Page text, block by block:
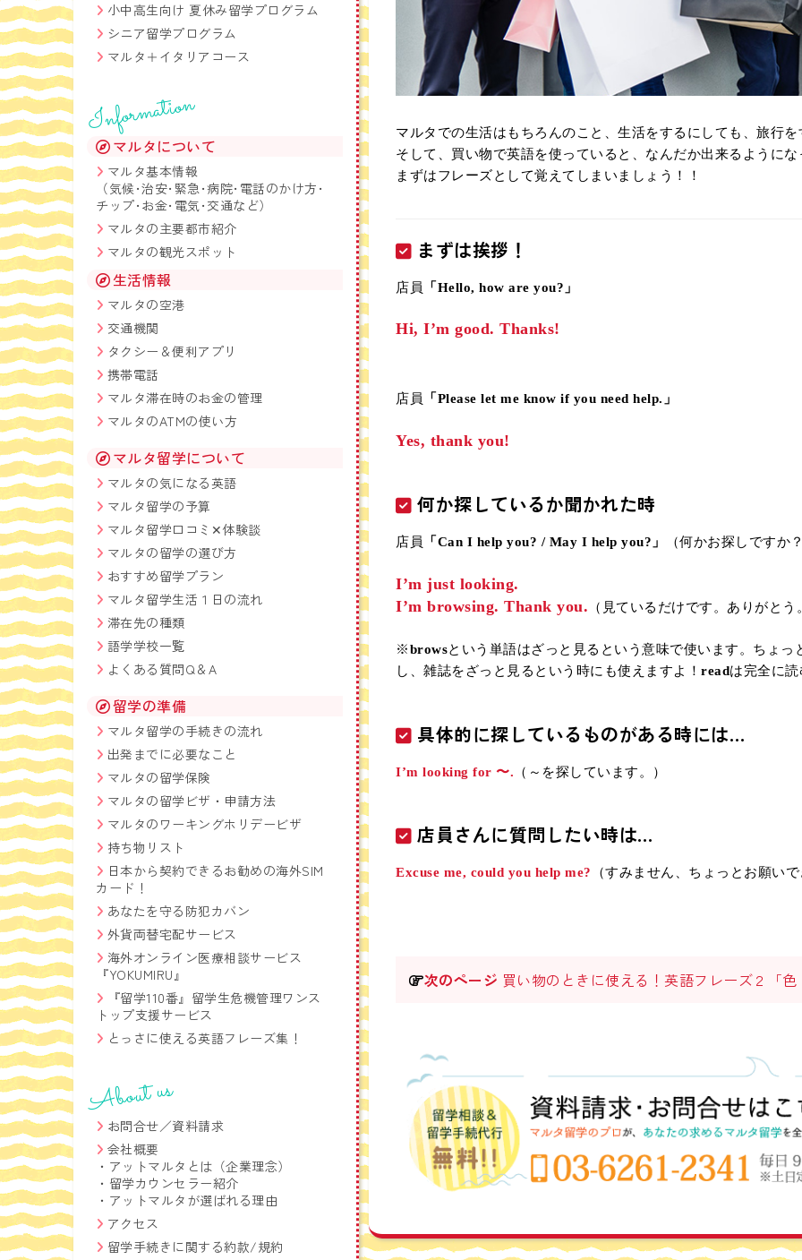
マルタでの生活はもちろんのこと、生活をするにしても、旅行
そして、買い物で英語を使っていると、なんだか出来るように
まずはフレーズとして覚えてしまいましょう！！
まずは挨拶！
店員 「Hello, how are you?」
Hi, I’m good. Thanks!
店員 「Please let me know if you need help.」
Yes, thank you!
何か探しているか聞かれた時
店員 「Can I help you? / May I help you?」 （何かお探しですか
I’m just looking.
I’m browsing. Thank you. （見ているだけです。ありがとう
※browsという単語はざっと見るという意味で使います。ちょ
し、雑誌をざっと見るという時にも使えますよ！readは完全に
具体的に探しているものがある時には…
I’m looking for 〜. （～を探しています。）
店員さんに質問したい時は…
Excuse me, could you help me? （すみません、ちょっとお願い
次のページ 買い物のときに使える！英語フレーズ２「
小中高生向け 夏休み留学プログラム
シニア留学プログラム
マルタ＋イタリアコース
Information
マルタについて
マルタ基本情報
（気候･治安･緊急･病院･電話のかけ方･
チップ･お金･電気･交通など）
マルタの主要都市紹介
マルタの観光スポット
生活情報
マルタの空港
交通機関
タクシー＆便利アプリ
携帯電話
マルタ滞在時のお金の管理
マルタのATMの使い方
マルタ留学について
マルタの気になる英語
マルタ留学の予算
マルタ留学口コミ✕体験談
マルタの留学の選び方
おすすめ留学プラン
マルタ留学生活１日の流れ
滞在先の種類
語学学校一覧
よくある質問Q＆A
留学の準備
マルタ留学の手続きの流れ
出発までに必要なこと
マルタの留学保険
マルタの留学ビザ・申請方法
マルタのワーキングホリデービザ
持ち物リスト
日本から契約できるお勧めの海外SIM
カード！
あなたを守る防犯カバン
外貨両替宅配サービス
海外オンライン医療相談サービス
『YOKUMIRU』
『留学110番』留学生危機管理ワンス
トップ支援サービス
とっさに使える英語フレーズ集！
About us
お問合せ／資料請求
会社概要
・ アットマルタとは（企業理念）
・ 留学カウンセラー紹介
・ アットマルタが選ばれる理由
アクセス
留学手続きに関する約款/規約